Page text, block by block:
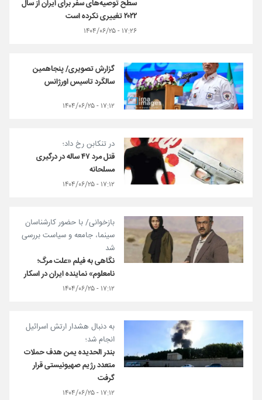
سطح توصیه‌های سفر برای ایران از سال
۲۰۲۲ تغییری نکرده است
۱۷:۲۶ - ۱۴۰۴/۰۶/۲۵
گزارش تصویری/ پنجاهمین
سالگرد تاسیس اورژانس
۱۷:۱۲ - ۱۴۰۴/۰۶/۲۵
در تنکابن رخ داد؛
قتل مرد ۴۷ ساله در درگیری
مسلحانه
۱۷:۱۲ - ۱۴۰۴/۰۶/۲۵
بازخوانی/ با حضور کارشناسان
سینما، جامعه و سیاست بررسی
شد
نگاهی به فیلم «علت مرگ؛
نامعلوم» نماینده ایران در اسکار
۱۷:۱۲ - ۱۴۰۴/۰۶/۲۵
به دنبال هشدار ارتش اسرائیل
انجام شد؛
بندر الحدیده یمن هدف حملات
متعدد رژیم صهیونیستی قرار
گرفت
۱۷:۱۲ - ۱۴۰۴/۰۶/۲۵